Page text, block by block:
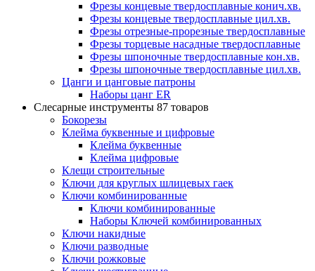
Фрезы концевые твердосплавные конич.хв.
Фрезы концевые твердосплавные цил.хв.
Фрезы отрезные-прорезные твердосплавные
Фрезы торцевые насадные твердосплавные
Фрезы шпоночные твердосплавные кон.хв.
Фрезы шпоночные твердосплавные цил.хв.
Цанги и цанговые патроны
Наборы цанг ER
Слесарные инструменты 87 товаров
Бокорезы
Клейма буквенные и цифровые
Клейма буквенные
Клейма цифровые
Клещи строительные
Ключи для круглых шлицевых гаек
Ключи комбинированные
Ключи комбинированные
Наборы Ключей комбинированных
Ключи накидные
Ключи разводные
Ключи рожковые